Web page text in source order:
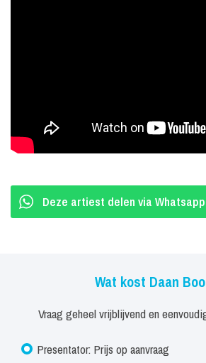
jeugd programma betreden op eigen risico.
Deze artiest delen via Whatsapp
Wat kost Daan
Vraag geheel vrijblijvend en
Presentator: Prijs op aanvraag